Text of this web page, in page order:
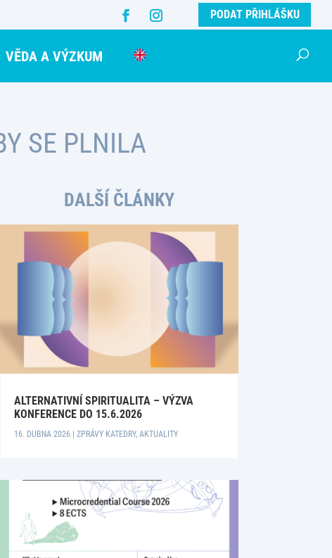
PODAT PŘIHLÁŠKU
VĚDA A VÝZKUM
SE PLNILA
DALŠÍ ČLÁNKY
ALTERNATIVNÍ SPIRITUALITA – VÝZVA
KONFERENCE DO 15.6.2026
16. DUBNA 2026| ZPRÁVY KATEDRY, AKTUALITY